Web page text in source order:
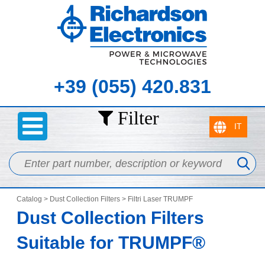
+39 (055) 420.831
Filter
Catalog > Dust Collection Filters > Filtri Laser TRUMPF
Dust Collection Filters
Suitable for TRUMPF®